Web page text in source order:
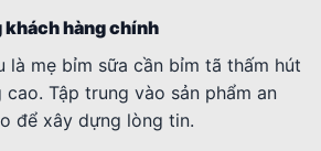
hàng chính
là mẹ bỉm sữa cần bỉm tã thấm hút
Tập trung vào sản phẩm an
để xây dựng lòng tin.